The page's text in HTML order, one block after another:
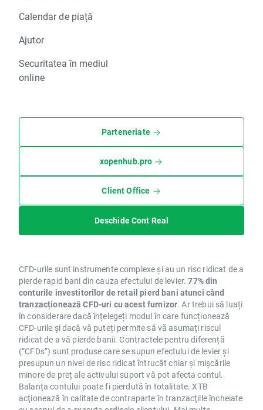
Calendar de piață
Ajutor
Securitatea în mediul
online
Parteneriate
xopenhub.pro
Client Office
Deschide Cont Real
CFD-urile sunt instrumente complexe și au un risc ridicat de a
pierde rapid bani din cauza efectului de levier.77% din
conturile investitorilor de retail pierd bani atunci când
tranzacționează CFD-uri cu acest furnizor. Ar trebui să luați
în considerare dacă înțelegeți modul în care funcționează
CFD-urile și dacă vă puteți permite să vă asumați riscul
ridicat de a vă pierde banii. Contractele pentru diferență
(”CFDs”) sunt produse care se supun efectului de levier și
presupun un nivel de risc ridicat întrucât chiar și mișcările
minore de preț ale activului suport vă pot afecta contul.
Balanța contului poate fi pierdută în totalitate. XTB
acţionează în calitate de contraparte în tranzacţiile încheiate